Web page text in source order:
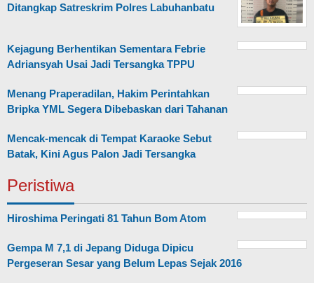
Ditangkap Satreskrim Polres Labuhanbatu
Kejagung Berhentikan Sementara Febrie
Adriansyah Usai Jadi Tersangka TPPU
Menang Praperadilan, Hakim Perintahkan
Bripka YML Segera Dibebaskan dari Tahanan
Mencak-mencak di Tempat Karaoke Sebut
Batak, Kini Agus Palon Jadi Tersangka
Peristiwa
Hiroshima Peringati 81 Tahun Bom Atom
Gempa M 7,1 di Jepang Diduga Dipicu
Pergeseran Sesar yang Belum Lepas Sejak 2016